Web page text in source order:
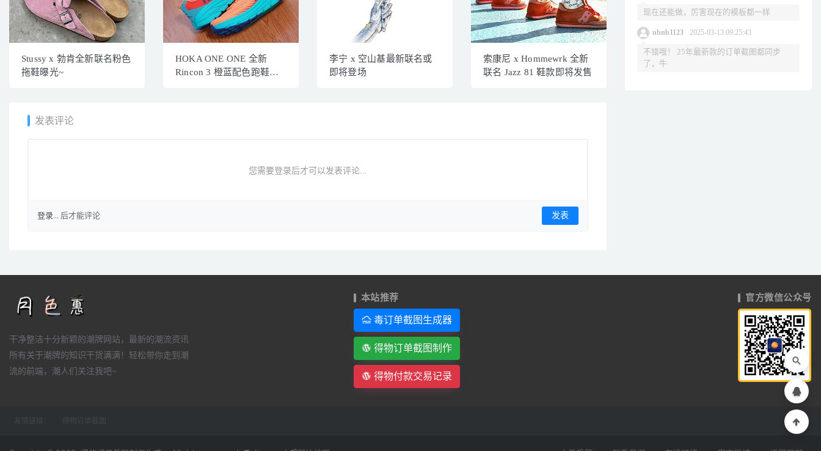
Stussy x 勃肯全新联名粉色
拖鞋曝光~
HOKA ONE ONE 全新
Rincon 3 橙蓝配色跑鞋抢
李宁 x 空山基最新联名或
即将登场
索康尼 x Hommewrk 全新
联名 Jazz 81 鞋款即将发售
发表评论
您需要登录后才可以发表评论...
登录... 后才能评论
现在还能做，厉害现在的模板都一样
nbnb1123 2025-03-13 09:25:43
不错哦！ 25年最新款的订单截图都同步
了，牛
干净整洁十分新颖的潮牌网站，最新的潮流资讯
所有关于潮牌的知识干货满满！轻松带你走到潮
流的前端，潮人们关注我吧~
本站推荐
毒订单截图生成器
得物订单截图制作
得物付款交易记录
官方微信公众号
友情链接：